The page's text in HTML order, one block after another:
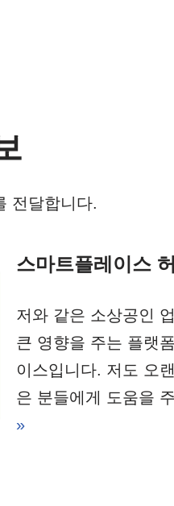
전달합니다.
스마트플레이스
저와 같은 소상공인
큰 영향을 주는 플랫
이스입니다. 저도 오
은 분들에게 도움을
»